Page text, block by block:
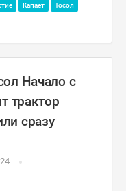
Капает
Тосол
Начало с
трактор
сразу